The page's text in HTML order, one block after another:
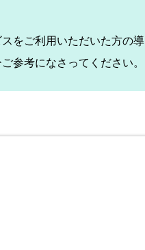
をご利用いただいた方の導
参考になさってください。